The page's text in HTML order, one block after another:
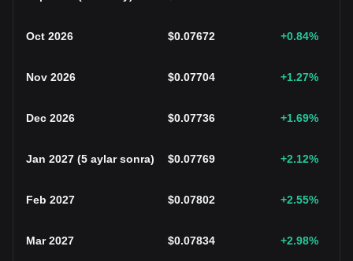
Oct 2026 $0.07672 +0.84%
Nov 2026 $0.07704 +1.27%
Dec 2026 $0.07736 +1.69%
Jan 2027 (5 aylar sonra) $0.07769 +2.12%
Feb 2027 $0.07802 +2.55%
Mar 2027 $0.07834 +2.98%